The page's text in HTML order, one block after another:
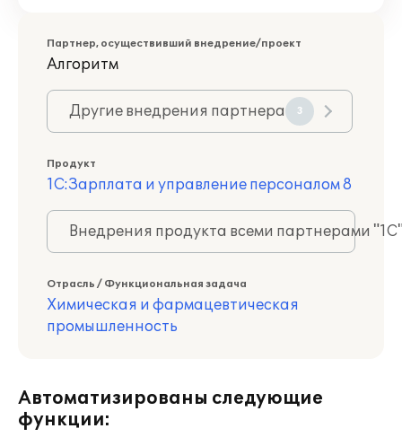
Партнер, осуществивший внедрение/проект
Алгоритм
Другие внедрения партнера 3
Продукт
1С:Зарплата и управление персоналом 8
Внедрения продукта всеми партнерами
Отрасль / Функциональная задача
Химическая и фармацевтическая
промышленность
Автоматизированы следующие
функции: